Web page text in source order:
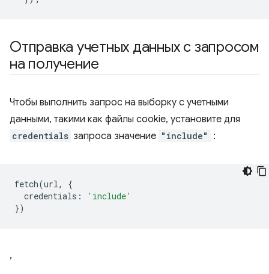
Отправка учетных данных с запросом
на получение
Чтобы выполнить запрос на выборку с учетными
данными, такими как файлы cookie, установите для
credentials запроса значение "include" :
fetch(url,
{
credentials :
'include'
})
,